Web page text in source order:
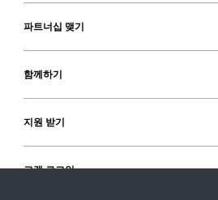
파트너십 맺기
함께하기
지원 받기
고객 로그인